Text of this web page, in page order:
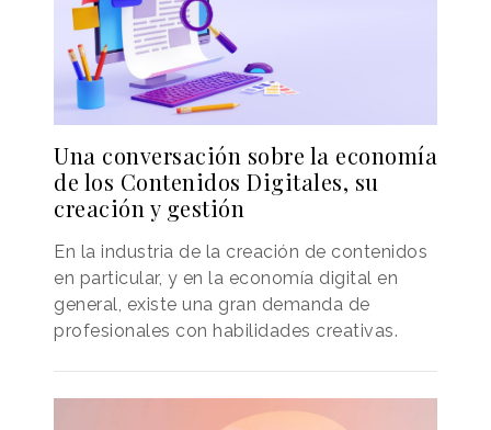
Una conversación sobre la economía
de los Contenidos Digitales, su
creación y gestión
En la industria de la creación de contenidos
en particular, y en la economía digital en
general, existe una gran demanda de
profesionales con habilidades creativas.